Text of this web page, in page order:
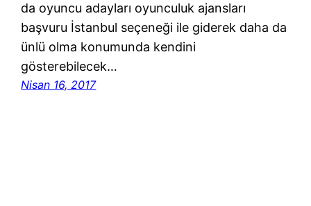
da oyuncu adayları oyunculuk ajansları
başvuru İstanbul seçeneği ile giderek daha da
ünlü olma konumunda kendini
gösterebilecek…
Nisan 16, 2017